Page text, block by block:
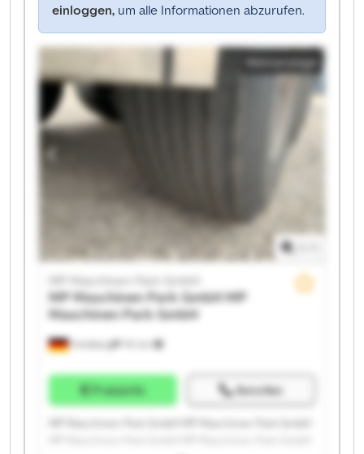
einloggen, um alle Informationen abzurufen.
Kleinanzeige
Friedberg
MP Maschinen Park GmbH
MP Maschinen Park GmbHMP
Maschinen Park GmbH
Preisinfo Anrufen